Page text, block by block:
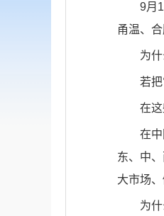
9月
甬温、
为
若
在
在
东、中
大市场
为